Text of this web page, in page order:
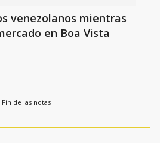
venezolanos mientras
en Boa Vista
Fin de las notas